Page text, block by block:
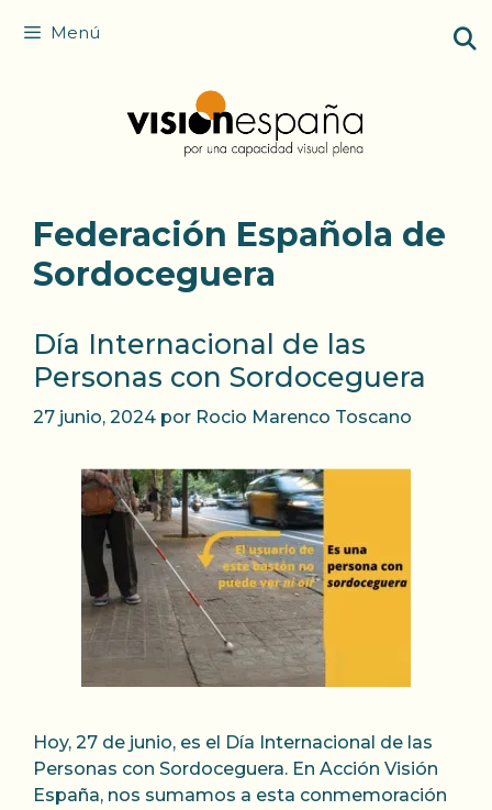
Menú
Federación Española de
Sordoceguera
Día Internacional de las
Personas con Sordoceguera
27 junio, 2024 por Rocio Marenco Toscano
Hoy, 27 de junio, es el Día Internacional de las
Personas con Sordoceguera. En Acción Visión
España, nos sumamos a esta conmemoración